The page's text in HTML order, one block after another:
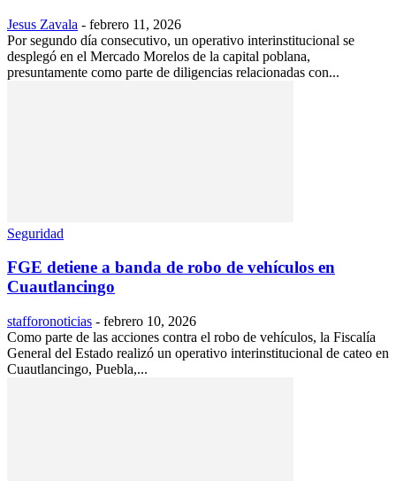
Jesus Zavala - febrero 11, 2026
Por segundo día consecutivo, un operativo interinstitucional se
desplegó en el Mercado Morelos de la capital poblana,
presuntamente como parte de diligencias relacionadas con...
Seguridad
FGE detiene a banda de robo de vehículos en
Cuautlancingo
stafforonoticias - febrero 10, 2026
Como parte de las acciones contra el robo de vehículos, la Fiscalía
General del Estado realizó un operativo interinstitucional de cateo en
Cuautlancingo, Puebla,...